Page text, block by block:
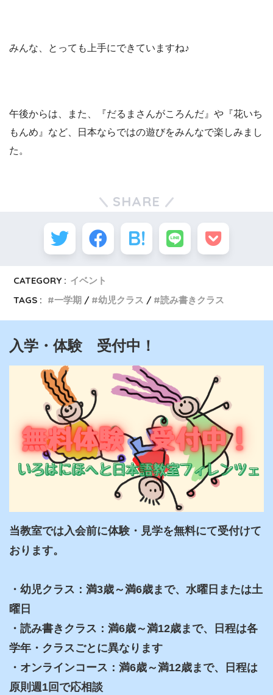
みんな、とっても上手にできていますね♪
午後からは、また、『だるまさんがころんだ』や『花いち
もんめ』など、日本ならではの遊びをみんなで楽しみまし
た。
SHARE
CATEGORY : イベント
TAGS :
一学期 幼児クラス 読み書きクラス
入学・体験 受付中！
当教室では入会前に体験・見学を無料にて受付けて
おります。
・幼児クラス：満3歳～満6歳まで、水曜日または土
曜日
・読み書きクラス：満6歳～満12歳まで、日程は各
学年・クラスごとに異なります
・オンラインコース：満6歳～満12歳まで、日程は
原則週1回で応相談